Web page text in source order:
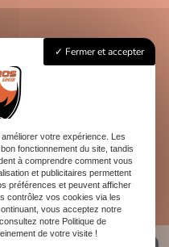
ceros.fr
: 8h - 16h
Fermer et accepter
votre expérience. Les
fonctionnement du site, tandis
à comprendre comment vous
et publicitaires permettent
préférences et peuvent afficher
contrôlez vos cookies via les
vous acceptez notre
notre Politique de
de votre visite !